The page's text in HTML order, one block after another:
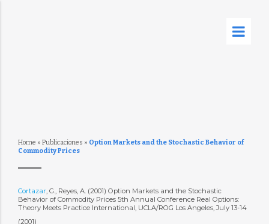
Home » Publicaciones » Option Markets and the Stochastic Behavior of
Commodity Prices
Cortazar, G., Reyes, A. (2001) Option Markets and the Stochastic
Behavior of Commodity Prices 5th Annual Conference Real Options:
Theory Meets Practice International, UCLA/ROG Los Angeles, July 13-14
(2001)